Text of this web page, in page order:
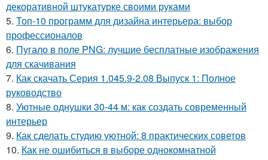
декоративной штукатурке своими руками
5. Топ-10 программ для дизайна интерьера: выбор
профессионалов
6. Пугало в поле PNG: лучшие бесплатные изображения
для скачивания
7. Как скачать Серия 1.045.9-2.08 Выпуск 1: Полное
руководство
8. Уютные однушки 30-44 м: как создать современный
интерьер
9. Как сделать студию уютной: 8 практических советов
10. Как не ошибиться в выборе однокомнатной